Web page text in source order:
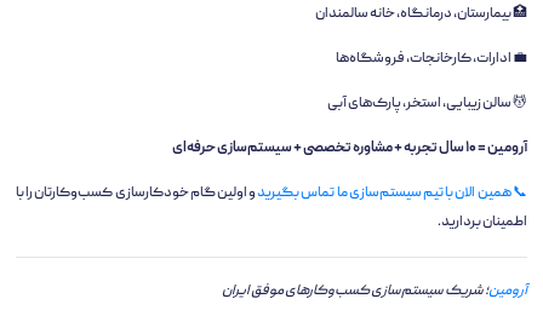
🏥 بیمارستان، درمانگاه، خانه سالمندان
💼 ادارات، کارخانجات، فروشگاه‌ها
💆 سالن زیبایی، استخر، پارک‌های آبی
آرومین = ۱۰ سال تجربه + مشاوره تخصصی + سیستم‌سازی حرفه‌ای
📞 همین الان با تیم سیستم‌سازی ما تماس بگیریدو اولین گام خودکارسازی کسب‌وکارتان را با
اطمینان بردارید.
آرومین؛ شریک سیستم‌سازی کسب‌وکارهای موفق ایران